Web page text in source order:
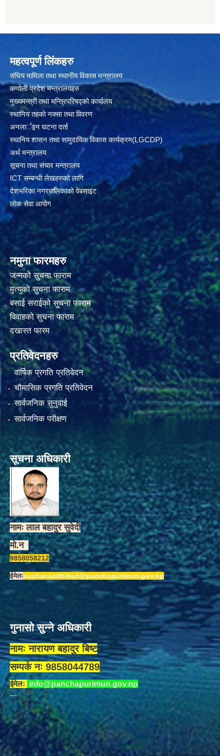
महत्वपूर्ण लिंकहरु
संघिय मामिला तथा स्थानीय विकास मन्त्रालय
कर्णाली प्रदेश मन्त्रालयहरु
मुख्यमन्त्री तथा मन्त्रिपरिषद्को कार्यालय
स्थानिय तहकाे नक्सा तथा विवरण
अनलार्इन घटना दर्ता
स्थानिय शासन तथा सामुदायिक विकास कार्यक्रम(LGCDP)
अर्थ मन्त्रालय
सूचना तथा संचार मन्त्रालय
ICT सम्बन्धी लेखहरुको लागि
देशभरिका नगरपालिकाको वेबसाइट
लोक सेवा आयोग
नमुना फारमहरु
जन्मको सुचना फाराम
मृत्युको सुचना फाराम
बसाई सराईको सुचना फाराम
विवाहको सुचना फाराम
दखास्त फारम
प्रतिवेदनहरु
वार्षिक प्रगति प्रतिवेदन
चौमासिक प्रगति प्रतिवेदन
सार्वजनिक सुनुवाई
सार्वजनिक परीक्षण
सूचना अधिकारी
नामः लाल बहादुर सुवेदी
मो.न
9858058212
ईमेलःsuchanaadhikari@panchapurimun.gov.np
गुनासो सुन्ने अधिकारी
नामः नारायण बहादुर बिष्ट
सम्पर्क नः 9858044789
ईमेलः info@panchapurimun.gov.np